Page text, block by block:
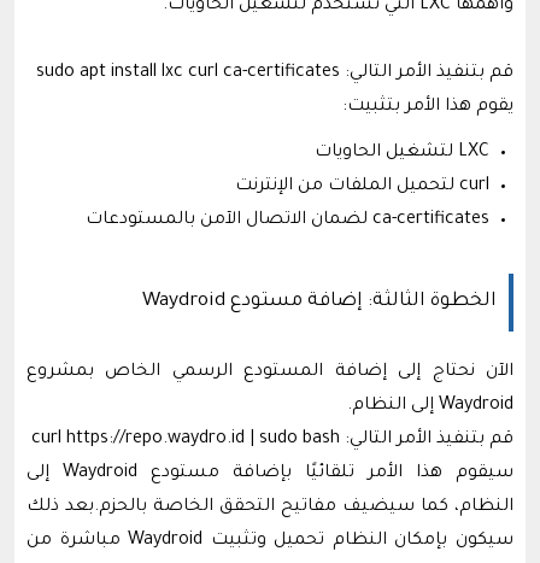
وأهمها LXC التي تُستخدم لتشغيل الحاويات.
قم بتنفيذ الأمر التالي: sudo apt install lxc curl ca-certificates
يقوم هذا الأمر بتثبيت:
LXC لتشغيل الحاويات
curl لتحميل الملفات من الإنترنت
ca-certificates لضمان الاتصال الآمن بالمستودعات
الخطوة الثالثة: إضافة مستودع Waydroid
الآن نحتاج إلى إضافة المستودع الرسمي الخاص بمشروع
Waydroid إلى النظام.
قم بتنفيذ الأمر التالي: curl https://repo.waydro.id | sudo bash
سيقوم هذا الأمر تلقائيًا بإضافة مستودع Waydroid إلى
النظام، كما سيضيف مفاتيح التحقق الخاصة بالحزم.بعد ذلك
سيكون بإمكان النظام تحميل وتثبيت Waydroid مباشرة من